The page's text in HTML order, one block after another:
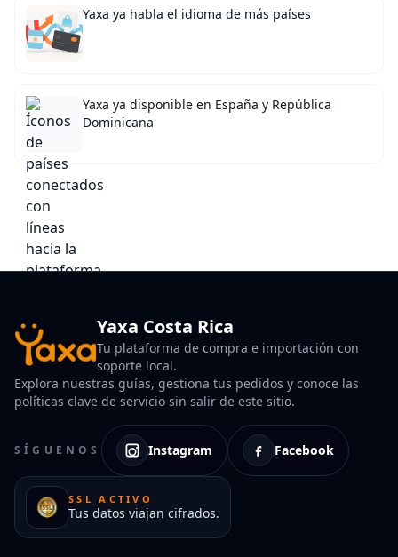
Yaxa ya habla el idioma de más países
Yaxa ya disponible en España y República
Dominicana
Yaxa Costa Rica
Tu plataforma de compra e importación con
soporte local.
Explora nuestras guías, gestiona tus pedidos y conoce las
políticas clave de servicio sin salir de este sitio.
SÍGUENOS Instagram Facebook
SSL ACTIVO
Tus datos viajan cifrados.